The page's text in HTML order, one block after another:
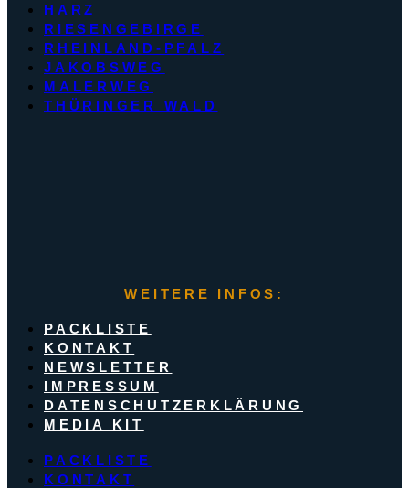
HARZ
RIESENGEBIRGE
RHEINLAND-PFALZ
JAKOBSWEG
MALERWEG
THÜRINGER WALD
WEITERE INFOS:
PACKLISTE
KONTAKT
NEWSLETTER
IMPRESSUM
DATENSCHUTZERKLÄRUNG
MEDIA KIT
PACKLISTE
KONTAKT